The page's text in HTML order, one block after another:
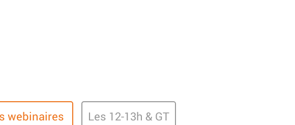
webinaires
Les 12-13h & GT